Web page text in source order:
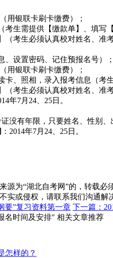
银联卡刷卡缴费）；
生需提供【缴款单】、填写【
生必须认真校对姓名、准考
设置密码、记住预报名号）；
银联卡刷卡缴费）；
、照相，录入报考信息（考
生必须认真校对姓名、准考
7月24、25日。
有年限，只要姓名、性别、
：2014年7月24、25日。
源为“湖北自考网”的，转载必
实或侵权，请联系我们沟通
要”复习资料第一章 下一篇：
名时间及安排" 相关文章推荐
怎样的？